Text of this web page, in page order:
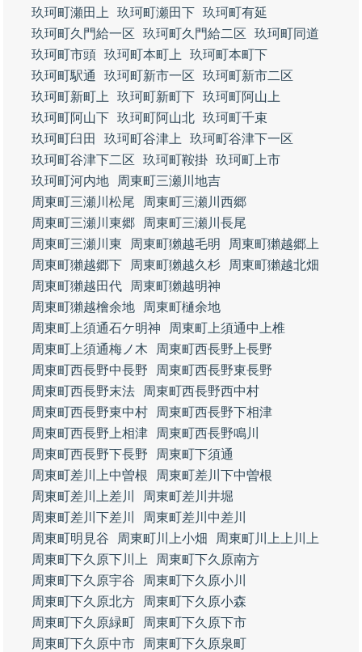
玖珂町瀬田上
玖珂町瀬田下 玖珂町有延
玖珂町久門給一区
玖珂町久門給二区
玖珂町同道
玖珂町市頭 玖珂町本町上
玖珂町本町下
玖珂町駅通
玖珂町新市一区
玖珂町新市二区
玖珂町新町上
玖珂町新町下 玖珂町阿山上
玖珂町阿山下 玖珂町阿山北 玖珂町千束
玖珂町臼田
玖珂町谷津上
玖珂町谷津下一区
玖珂町谷津下二区
玖珂町鞍掛 玖珂町上市
玖珂町河内地
周東町三瀬川地吉
周東町三瀬川松尾
周東町三瀬川西郷
周東町三瀬川東郷
周東町三瀬川長尾
周東町三瀬川東
周東町獺越毛明
周東町獺越郷上
周東町獺越郷下
周東町獺越久杉
周東町獺越北畑
周東町獺越田代
周東町獺越明神
周東町獺越檜余地
周東町樋余地
周東町上須通石ケ明神
周東町上須通中上椎
周東町上須通梅ノ木
周東町西長野上長野
周東町西長野中長野
周東町西長野東長野
周東町西長野末法
周東町西長野西中村
周東町西長野東中村
周東町西長野下相津
周東町西長野上相津
周東町西長野鳴川
周東町西長野下長野
周東町下須通
周東町差川上中曽根
周東町差川下中曽根
周東町差川上差川
周東町差川井堀
周東町差川下差川
周東町差川中差川
周東町明見谷
周東町川上小畑
周東町川上上川上
周東町下久原下川上
周東町下久原南方
周東町下久原宇谷
周東町下久原小川
周東町下久原北方
周東町下久原小森
周東町下久原緑町
周東町下久原下市
周東町下久原中市
周東町下久原泉町